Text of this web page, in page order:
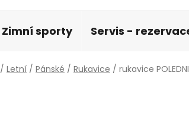
Zimní sporty Servis -
/ Letní / Pánské / Rukavice / rukavice